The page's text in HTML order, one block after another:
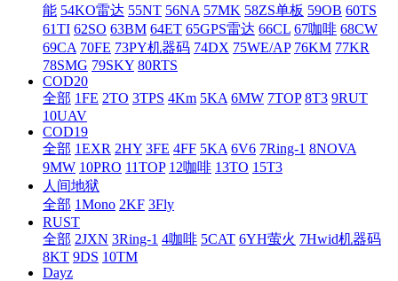
能 54KO雷达 55NT 56NA 57MK 58ZS单板 59OB 60TS
61TI 62SO 63BM 64ET 65GPS雷达 66CL 67咖啡 68CW
69CA 70FE 73PY机器码 74DX 75WE/AP 76KM 77KR
78SMG 79SKY 80RTS
COD20
全部 1FE 2TO 3TPS 4Km 5KA 6MW 7TOP 8T3 9RUT
10UAV
COD19
全部 1EXR 2HY 3FE 4FF 5KA 6V6 7Ring-1 8NOVA
9MW 10PRO 11TOP 12咖啡 13TO 15T3
人间地狱
全部 1Mono 2KF 3Fly
RUST
全部 2JXN 3Ring-1 4咖啡 5CAT 6YH萤火 7Hwid机器码
8KT 9DS 10TM
Dayz